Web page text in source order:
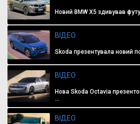
Новий BMW X5 здивував
ВІДЕО
Skoda презентувала новий
ВІДЕО
Нова Skoda Octavia
...
ВІДЕО